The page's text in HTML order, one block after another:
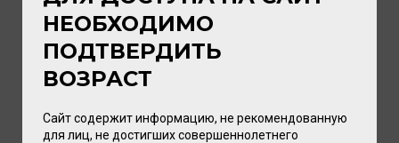
Максимальный размер скидки по карте
составляет 10%, кроме того, все карты скидок
постоянного клиента предоставляют бонусы их
обладателям во время акций и
спецпредложений.
НЕОБХОДИМО
ПОДТВЕРДИТЬ
ВОЗРАСТ
Сайт содержит информацию, не рекомендованную
для лиц, не достигших совершеннолетнего